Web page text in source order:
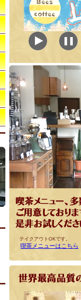
テイクアウトOKです。
喫茶メニューはこちら